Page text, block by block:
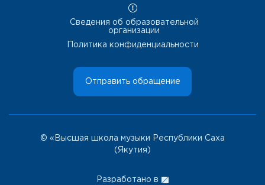
Отправить обращение
Сведения об образовательной
организации
Политика конфиденциальности
© «Высшая школа музыки Республики Саха
(Якутия)
Разработано в